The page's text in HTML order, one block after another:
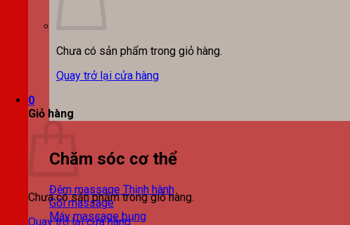
Chưa có sản phẩm trong giỏ hàng.
Quay trở lại cửa hàng
0
Giỏ hàng
Chưa có sản phẩm trong giỏ hàng.
Quay trở lại cửa hàng
Chăm sóc cơ thể
Đệm massage
Gối massage
Máy massage bụng